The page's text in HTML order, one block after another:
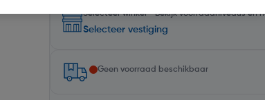
Selecteer winkel - Bekijk voorraadniveaus en
Selecteer vestiging
Geen voorraad beschikbaar